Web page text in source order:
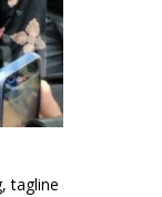
tagline